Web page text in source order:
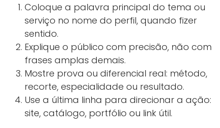
Coloque a palavra principal do tema ou
serviço no nome do perfil, quando fizer
sentido.
Explique o público com precisão, não com
frases amplas demais.
Mostre prova ou diferencial real: método,
recorte, especialidade ou resultado.
Use a última linha para direcionar a ação:
site, catálogo, portfólio ou link útil.